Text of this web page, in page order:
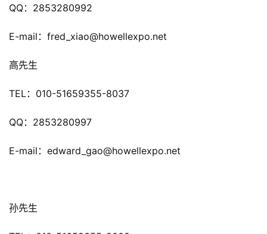
机
戏
休
游
2
5
QQ：2853280992
E-mail：fred_xiao@howellexpo.net
高先生
TEL：010-51659355-8037
QQ：2853280997
E-mail：edward_gao@howellexpo.net
孙先生